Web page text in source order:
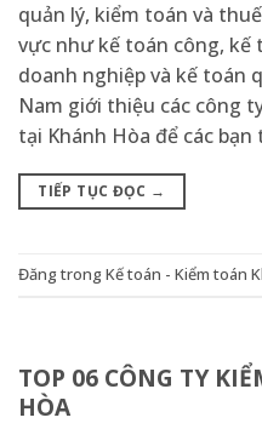
quản lý, kiểm toán và
vực như kế toán công, kế
doanh nghiệp và kế toán
Nam giới thiệu các công
tại Khánh Hòa để các bạn
TIẾP TỤC ĐỌC →
Đăng trongKế toán - Kiểm toán
TOP 06 CÔNG TY
HÒA